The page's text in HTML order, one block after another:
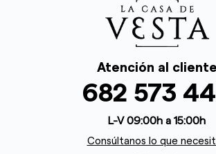
Atención al cliente
682 573
L-V 09:00h a 15:00h
Consúltanos lo que